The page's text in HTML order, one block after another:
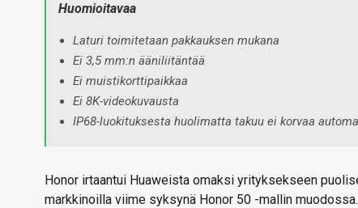
Huomioitavaa
Laturi toimitetaan pakkauksen mukana
Ei 3,5 mm:n ääniliitäntää
Ei muistikorttipaikkaa
Ei 8K-videokuvausta
IP68-luokituksesta huolimatta takuu ei korvaa
Honor irtaantui Huaweista omaksi yrityksekseen
markkinoilla viime syksynä Honor 50 -mallin